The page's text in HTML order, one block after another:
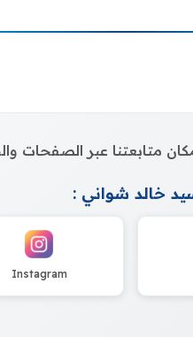
متابعتنا عبر الصفحات
خالد شواني :
Instagram